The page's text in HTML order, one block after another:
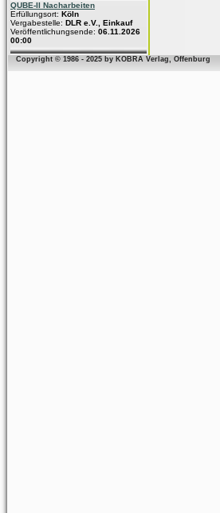
QUBE-II Nacharbeiten
Erfüllungsort: Köln
Vergabestelle: DLR e.V., Einkauf
Veröffentlichungsende: 06.11.2026
00:00
Copyright © 1986 - 2025 by KOBRA Verlag, Offenburg